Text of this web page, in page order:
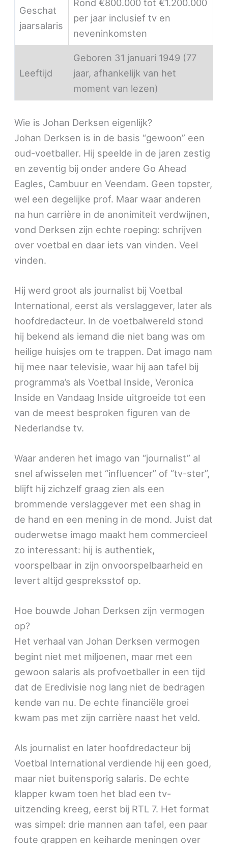
Geschat
jaarsalaris
Rond €800.000 tot €1.200.000
per jaar inclusief tv en
neveninkomsten
Leeftijd
Geboren 31 januari 1949 (77
jaar, afhankelijk van het
moment van lezen)
Wie is Johan Derksen eigenlijk?
Johan Derksen is in de basis “gewoon” een
oud-voetballer. Hij speelde in de jaren zestig
en zeventig bij onder andere Go Ahead
Eagles, Cambuur en Veendam. Geen topster,
wel een degelijke prof. Maar waar anderen
na hun carrière in de anonimiteit verdwijnen,
vond Derksen zijn echte roeping: schrijven
over voetbal en daar iets van vinden. Veel
vinden.
Hij werd groot als journalist bij Voetbal
International, eerst als verslaggever, later als
hoofdredacteur. In de voetbalwereld stond
hij bekend als iemand die niet bang was om
heilige huisjes om te trappen. Dat imago nam
hij mee naar televisie, waar hij aan tafel bij
programma’s als Voetbal Inside, Veronica
Inside en Vandaag Inside uitgroeide tot een
van de meest besproken figuren van de
Nederlandse tv.
Waar anderen het imago van “journalist” al
snel afwisselen met “influencer” of “tv-ster”,
blijft hij zichzelf graag zien als een
brommende verslaggever met een shag in
de hand en een mening in de mond. Juist dat
ouderwetse imago maakt hem commercieel
zo interessant: hij is authentiek,
voorspelbaar in zijn onvoorspelbaarheid en
levert altijd gespreksstof op.
Hoe bouwde Johan Derksen zijn vermogen
op?
Het verhaal van Johan Derksen vermogen
begint niet met miljoenen, maar met een
gewoon salaris als profvoetballer in een tijd
dat de Eredivisie nog lang niet de bedragen
kende van nu. De echte financiële groei
kwam pas met zijn carrière naast het veld.
Als journalist en later hoofdredacteur bij
Voetbal International verdiende hij een goed,
maar niet buitensporig salaris. De echte
klapper kwam toen het blad een tv-
uitzending kreeg, eerst bij RTL 7. Het format
was simpel: drie mannen aan tafel, een paar
foute grappen en keiharde meningen over